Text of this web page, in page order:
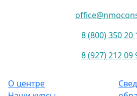
8 (800) 350 20
8 (927) 212 09
О центре